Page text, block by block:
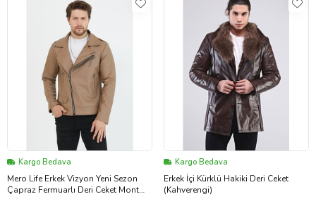
Kargo Bedava
Mero Life Erkek Vizyon Yeni Sezon
Çapraz Fermuarlı Deri Ceket Mont
Kargo Bedava
Erkek İçi Kürklü Hakiki Deri Ceket
(Kahverengi)